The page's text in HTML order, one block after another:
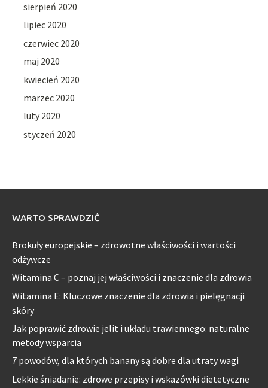
sierpień 2020
lipiec 2020
czerwiec 2020
maj 2020
kwiecień 2020
marzec 2020
luty 2020
styczeń 2020
WARTO SPRAWDZIĆ
Brokuły europejskie – zdrowotne właściwości i wartości
odżywcze
Witamina C – poznaj jej właściwości i znaczenie dla zdrowia
Witamina E: Kluczowe znaczenie dla zdrowia i pielęgnacji
skóry
Jak poprawić zdrowie jelit i układu trawiennego: naturalne
metody wsparcia
7 powodów, dla których banany są dobre dla utraty wagi
Lekkie śniadanie: zdrowe przepisy i wskazówki dietetyczne